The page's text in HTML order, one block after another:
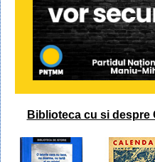
Biblioteca cu si despre